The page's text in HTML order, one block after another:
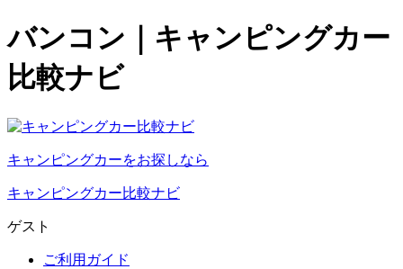
バンコン｜キャンピングカー
比較ナビ
キャンピングカーをお探しなら
キャンピングカー比較ナビ
ゲスト
ご利用ガイド